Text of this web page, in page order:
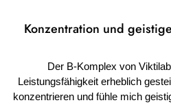
Konzentration und
Der B-Komplex von
Leistungsfähigkeit erheblich
konzentrieren und fühle mich